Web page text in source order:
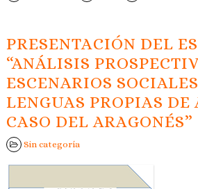
PRESENTACIÓN DEL
“ANÁLISIS
ESCENARIOS
LENGUAS PROPIAS DE
CASO DEL ARAGONÉS”
Sin categoría